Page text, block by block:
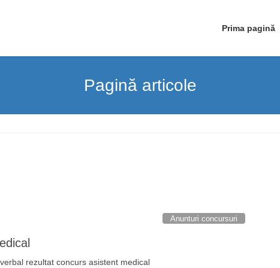
Prima pagină
Pagină articole
Anunturi concursuri
rezultat concurs asistent medical